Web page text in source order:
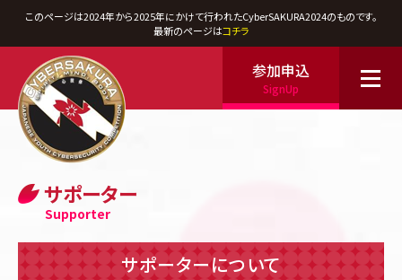
このページは2024年から2025年にかけて行われたCyberSAKURA2024のものです。
最新のページはコチラ
参加申込
SignUp
サポーター
Supporter
サポーターについて